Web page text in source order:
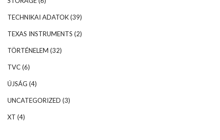
TECHNIKAI ADATOK(39)
TEXAS INSTRUMENTS (2)
TÖRTÉNELEM (32)
TVC(6)
ÚJSÁG (4)
UNCATEGORIZED (3)
XT (4)